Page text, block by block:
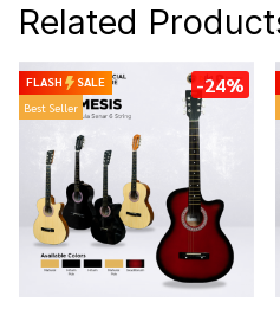
Related
FLASH
SALE
Best Seller
-24%